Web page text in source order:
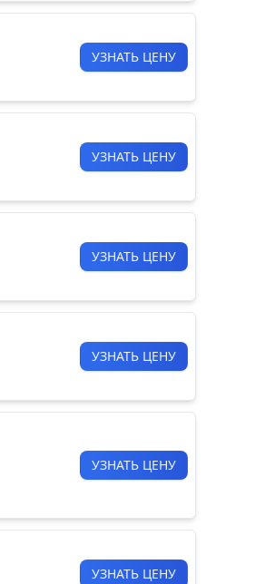
УЗНАТЬ ЦЕНУ
УЗНАТЬ ЦЕНУ
УЗНАТЬ ЦЕНУ
УЗНАТЬ ЦЕНУ
УЗНАТЬ ЦЕНУ
УЗНАТЬ ЦЕНУ